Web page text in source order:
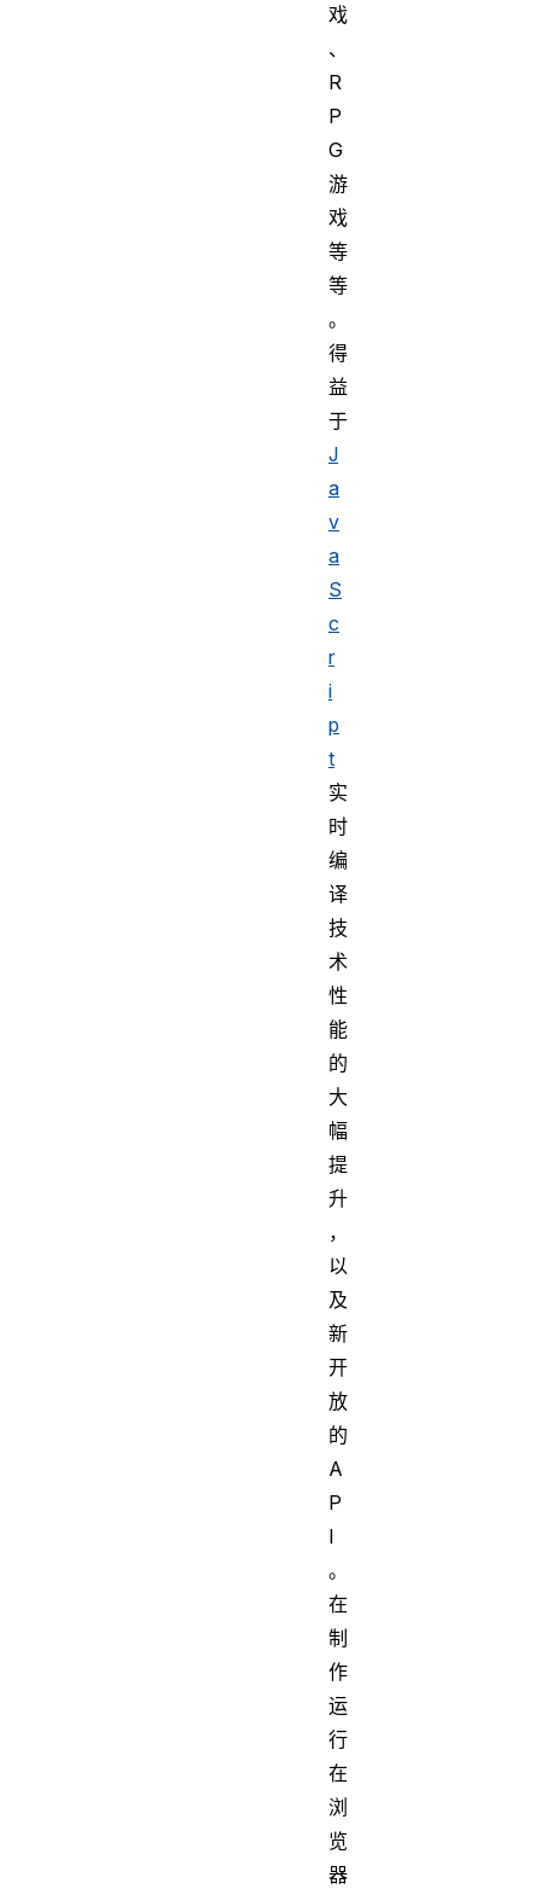
戏
、
R
P
G
游
戏
等
等
。
得
益
于
J
a
v
a
S
c
r
i
p
t
实
时
编
译
技
术
性
能
的
大
幅
提
升
，
以
及
新
开
放
的
A
P
I
。
在
制
作
运
行
在
浏
览
器